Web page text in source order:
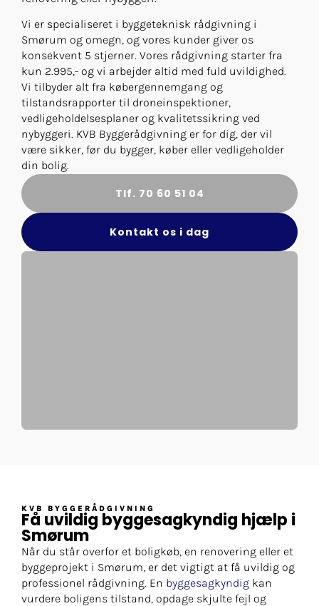
Vi er specialiseret i byggeteknisk rådgivning i
Smørum og omegn, og vores kunder giver os
konsekvent 5 stjerner. Vores rådgivning starter fra
kun 2.995,- og vi arbejder altid med fuld uvildighed.
Vi tilbyder alt fra købergennemgang og
tilstandsrapporter til droneinspektioner,
vedligeholdelsesplaner og kvalitetssikring ved
nybyggeri. KVB Byggerådgivning er for dig, der vil
være sikker, før du bygger, køber eller vedligeholder
din bolig.
Tlf. 70 60 51 04
Kontakt os i dag
KVB BYGGERÅDGIVNING
Få uvildig byggesagkyndig hjælp i
Smørum
Når du står overfor et boligkøb, en renovering eller et
byggeprojekt i Smørum, er det vigtigt at få uvildig og
professionel rådgivning. En byggesagkyndig kan
vurdere boligens tilstand, opdage skjulte fejl og